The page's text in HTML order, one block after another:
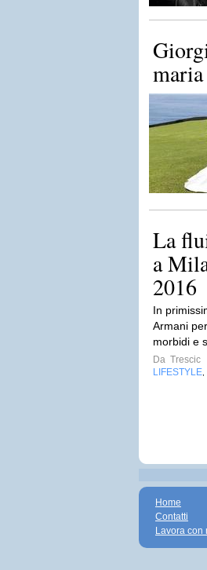
La
a
2016
In
Armani
morbidi e
Da Trescic
LIFESTYLE
Home
Contatti
Lavora con